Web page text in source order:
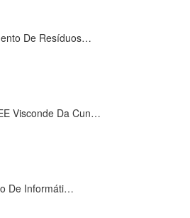
De Resíduos…
Visconde Da Cun…
De Informáti…